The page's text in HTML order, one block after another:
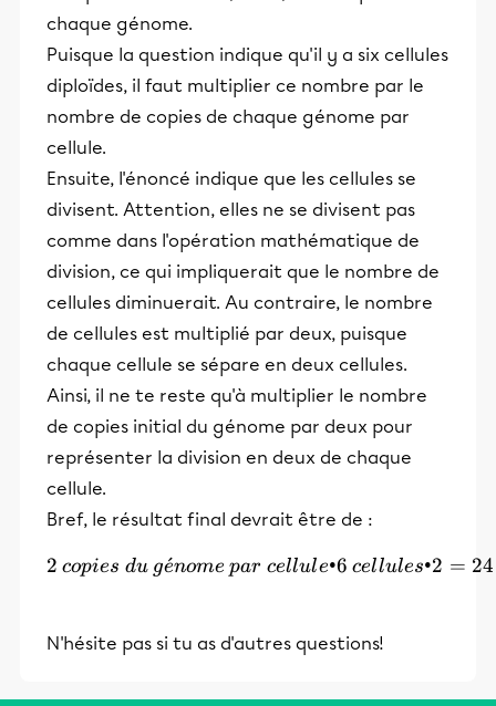
chaque génome.
Puisque la question indique qu'il y a six cellules
diploïdes, il faut multiplier ce nombre par le
nombre de copies de chaque génome par
cellule.
Ensuite, l'énoncé indique que les cellules se
divisent. Attention, elles ne se divisent pas
comme dans l'opération mathématique de
division, ce qui impliquerait que le nombre de
cellules diminuerait. Au contraire, le nombre
de cellules est multiplié par deux, puisque
chaque cellule se sépare en deux cellules.
Ainsi, il ne te reste qu'à multiplier le nombre
de copies initial du génome par deux pour
représenter la division en deux de chaque
cellule.
Bref, le résultat final devrait être de :
2 copies du ge
ˊnome par cellule•6 cellules•2 = 24
N'hésite pas si tu as d'autres questions!